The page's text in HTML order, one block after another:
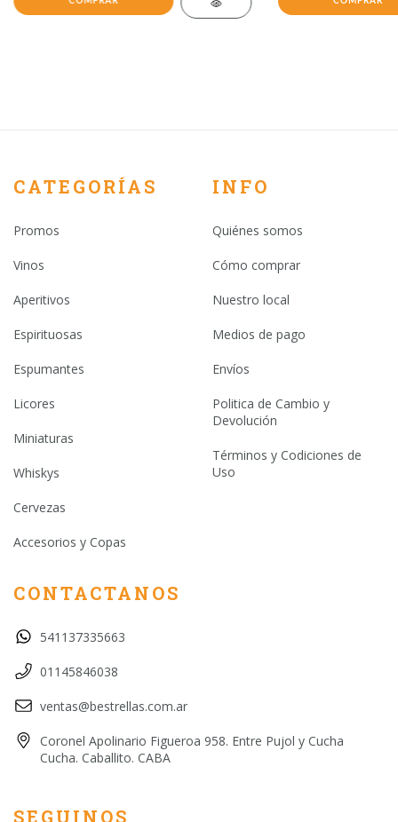
CATEGORÍAS
Promos
Vinos
Aperitivos
Espirituosas
Espumantes
Licores
Miniaturas
Whiskys
Cervezas
Accesorios y Copas
INFO
Quiénes somos
Cómo comprar
Nuestro local
Medios de pago
Envíos
Politica de Cambio y
Devolución
Términos y Codiciones de
Uso
CONTACTANOS
541137335663
01145846038
ventas@bestrellas.com.ar
Coronel Apolinario Figueroa 958. Entre Pujol y Cucha
Cucha. Caballito. CABA
SEGUINOS